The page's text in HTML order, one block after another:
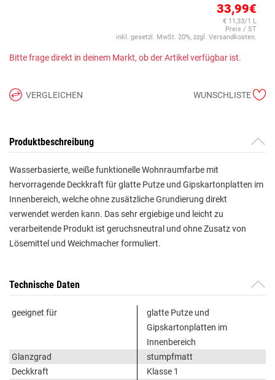
33,99€
€ 11,33/1 L
Preis / ST
inkl. gesetzl. MwSt. 20%, zzgl. Versandkosten.
Bitte frage direkt in deinem Markt, ob der Artikel verfügbar ist.
VERGLEICHEN WUNSCHLISTE
Produktbeschreibung
Wasserbasierte, weiße funktionelle Wohnraumfarbe mit
hervorragende Deckkraft für glatte Putze und Gipskartonplatten im
Innenbereich, welche ohne zusätzliche Grundierung direkt
verwendet werden kann. Das sehr ergiebige und leicht zu
verarbeitende Produkt ist geruchsneutral und ohne Zusatz von
Lösemittel und Weichmacher formuliert.
Technische Daten
geeignet für
glatte Putze und
Gipskartonplatten im
Innenbereich
Glanzgrad
stumpfmatt
Deckkraft
Klasse 1